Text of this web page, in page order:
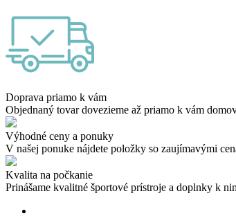
Doprava priamo k vám
Objednaný tovar dovezieme až priamo k vám
Výhodné ceny a ponuky
V našej ponuke nájdete položky so zaujímavými
Kvalita na počkanie
Prinášame kvalitné športové prístroje a doplnky k